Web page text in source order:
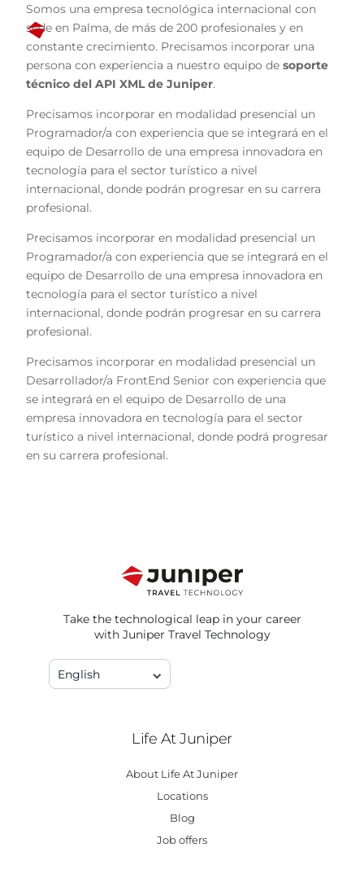
Somos una empresa tecnológica internacional con
sede en Palma, de más de 200 profesionales y en
constante crecimiento. Precisamos incorporar una
persona con experiencia a nuestro equipo desoporte
técnico del API XML de Juniper.
Precisamos incorporar en modalidad presencial un
Programador/a con experiencia que se integrará en el
equipo de Desarrollo de una empresa innovadora en
tecnología para el sector turístico a nivel
internacional, donde podrán progresar en su carrera
profesional.
Precisamos incorporar en modalidad presencial un
Programador/a con experiencia que se integrará en el
equipo de Desarrollo de una empresa innovadora en
tecnología para el sector turístico a nivel
internacional, donde podrán progresar en su carrera
profesional.
Precisamos incorporar en modalidad presencial un
Desarrollador/a FrontEnd Senior con experiencia que
se integrará en el equipo de Desarrollo de una
empresa innovadora en tecnología para el sector
turístico a nivel internacional, donde podrá progresar
en su carrera profesional.
Take the technological leap in your career
with Juniper Travel Technology
English
Life At Juniper
About Life At Juniper
Locations
Blog
Job offers